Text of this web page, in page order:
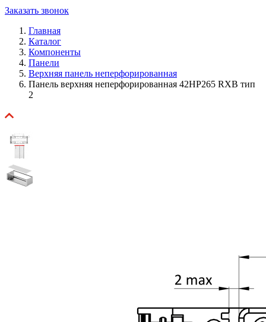
Заказать звонок
Главная
Каталог
Компоненты
Панели
Верхняя панель неперфорированная
Панель верхняя неперфорированная 42HP265 RXB тип
2